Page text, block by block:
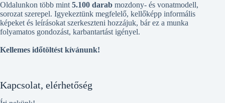
Oldalunkon több mint 5.100 darab mozdony- és vonatmodell,
sorozat szerepel. Igyekeztünk megfelelő, kellőképp informális
képeket és leírásokat szerkeszteni hozzájuk, bár ez a munka
folyamatos gondozást, karbantartást igényel.
Kellemes időtöltést kívánunk!
Kapcsolat, elérhetőség